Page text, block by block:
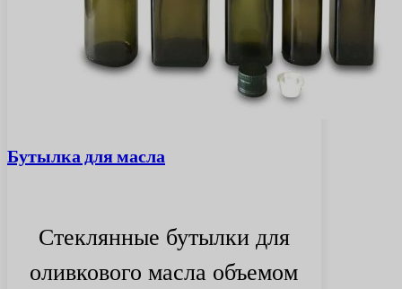
Бутылка для масла
Стеклянные бутылки для
оливкового масла объемом